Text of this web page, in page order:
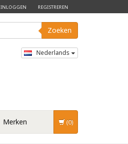
INLOGGEN REGISTREREN
Zoeken
Nederlands
Merken (0)